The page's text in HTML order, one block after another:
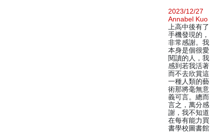
2023/12/27
Annabel Kuo
上高中後有了
手機發現的，
非常感謝。我
本身是個很愛
閱讀的人，我
感到若我活著
而不去欣賞這
一種人類的藝
術那將毫無意
義可言。總而
言之，萬分感
謝，我不知道
在每有能力買
書學校圖書館